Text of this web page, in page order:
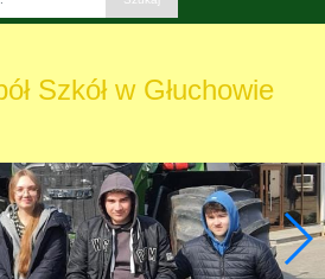
Szkół w Głuchowie